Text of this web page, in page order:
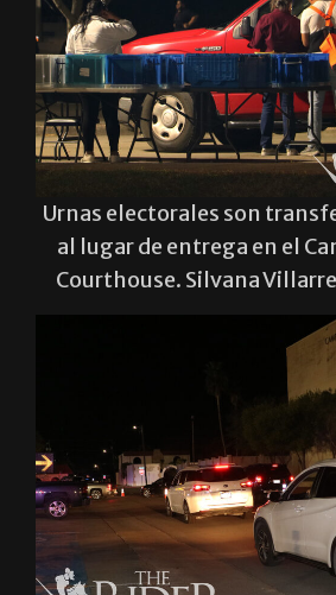
Urnas electorales son
al lugar de entrega en el
Courthouse. Silvana